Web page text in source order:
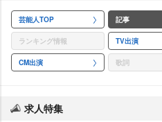
芸能人TOP 記事
ランキング情報 TV出演
CM出演 歌詞
求人特集